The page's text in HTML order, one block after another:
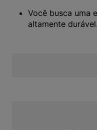
Você busca uma
altamente durável.